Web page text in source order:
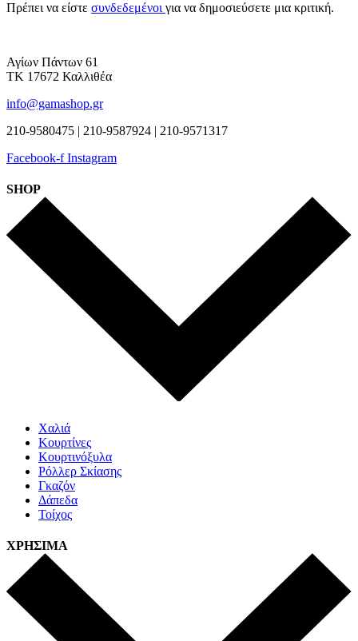
Πρέπει να είστε συνδεδεμένοι για να δημοσιεύσετε μια κριτική.
Αγίων Πάντων 61
ΤΚ 17672 Καλλιθέα
info@gamashop.gr
210-9580475 | 210-9587924 | 210-9571317
Facebook-f Instagram
SHOP
Χαλιά
Κουρτίνες
Κουρτινόξυλα
Ρόλλερ Σκίασης
Γκαζόν
Δάπεδα
Τοίχος
ΧΡΗΣΙΜΑ